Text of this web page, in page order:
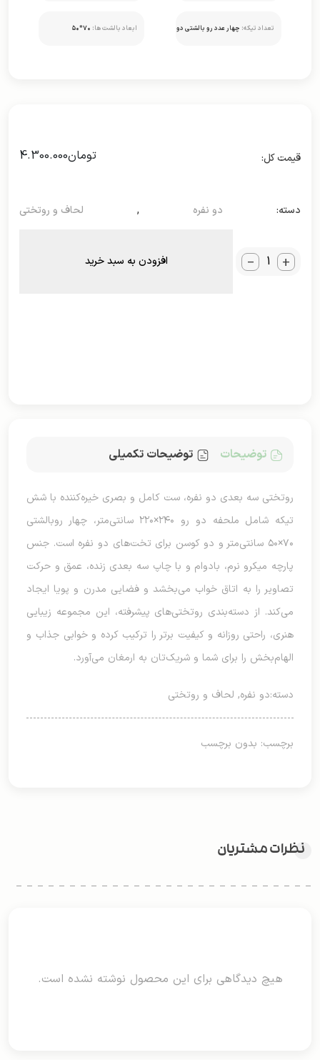
تعداد تیکه: چهار عدد رو بالشتی دو ابعاد بالشت ها: ۷۰*۵۰
تومان4.300.000
دسته: دو نفره , لحاف و روتختی
_ + افزودن به سبد خرید
توضیحات توضیحات تکمیلی
روتختی سه بعدی دو نفره، ست کامل و بصری خیره‌کننده با شش
تیکه شامل ملحفه دو رو ۲۴۰×۲۲۰ سانتی‌متر، چهار روبالشتی
۷۰×۵۰ سانتی‌متر و دو کوسن برای تخت‌های دو نفره است. جنس
پارچه میکرو نرم، بادوام و با چاپ سه بعدی زنده، عمق و حرکت
تصاویر را به اتاق خواب می‌بخشد و فضایی مدرن و پویا ایجاد
می‌کند. از دسته‌بندی روتختی‌های پیشرفته، این مجموعه زیبایی
هنری، راحتی روزانه و کیفیت برتر را ترکیب کرده و خوابی جذاب و
الهام‌بخش را برای شما و شریک‌تان به ارمغان می‌آورد.
دسته:دو نفره, لحاف و روتختی
برچسب: بدون برچسب
نظرات مشتریان
هیچ دیدگاهی برای این محصول نوشته نشده است.